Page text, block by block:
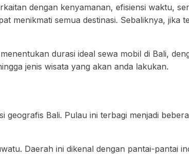
dengan kenyamanan, efisiensi waktu,
menikmati semua destinasi. Sebaliknya, jika
durasi ideal sewa mobil di Bali,
jenis wisata yang akan anda lakukan.
geografis Bali. Pulau ini terbagi menjadi
Daerah ini dikenal dengan pantai-pantai